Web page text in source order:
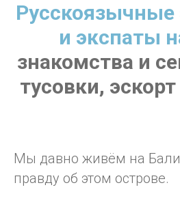
и экспаты
знакомства и
тусовки,
Мы давно живём на Бали
правду об этом острове.